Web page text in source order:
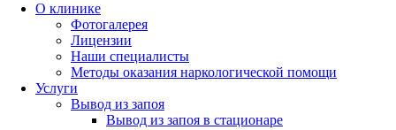
О клинике
Фотогалерея
Лицензии
Наши специалисты
Методы оказания наркологической помощи
Услуги
Вывод из запоя
Вывод из запоя в стационаре